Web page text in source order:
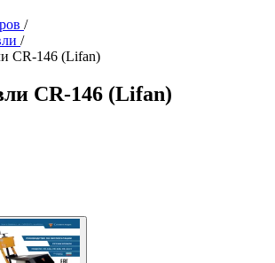
/
/
CR-146 (Lifan)
CR-146 (Lifan)